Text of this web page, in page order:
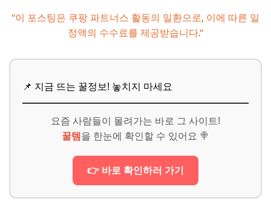
"이 포스팅은 쿠팡 파트너스 활동의 일환으로, 이에 따른 일
정액의 수수료를 제공받습니다."
📌 지금 뜨는 꿀정보! 놓치지 마세요
요즘 사람들이 몰려가는 바로 그 사이트!
꿀템 을 한눈에 확인할 수 있어요 🍭
👉 바로 확인하러 가기